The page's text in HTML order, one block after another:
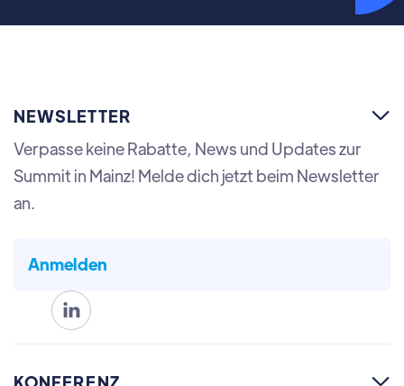
NEWSLETTER 
Verpasse keine Rabatte, News und Updates zur
Summit in Mainz! Melde dich jetzt beim Newsletter
an.
Anmelden

KONFERENZ 